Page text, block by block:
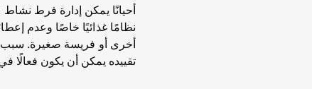
أحيانًا يمكن إدارة فرط
نظامًا غذائيًا خاصًا وعدم
أخرى أو فريسة صغيرة. سبب
تقييده يمكن أن يكون فعالًا